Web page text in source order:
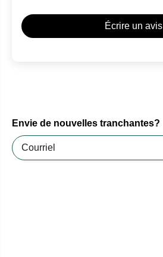
Écrire un avis
Envie de nouvelles tranchantes?